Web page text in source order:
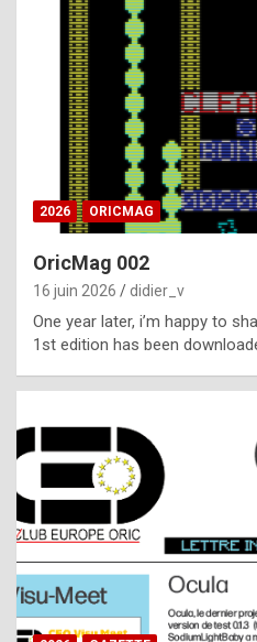
y
d
i
i
l
t
t
s
t
a
2026 ORICMAG
OricMag 002
16 juin 2026 didier_v
One year later, i’m happy to
1st edition has been